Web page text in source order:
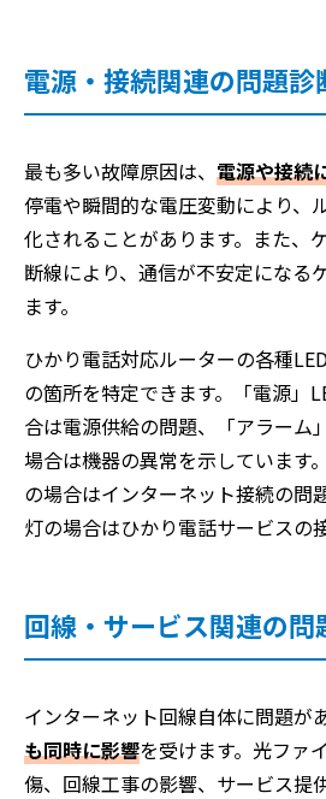
電源・接続関連の問題診
最も多い故障原因は、 電源や接続
停電や瞬間的な電圧変動により、
化されることがあります。また、
断線により、通信が不安定になる
ます。
ひかり電話対応ルーターの各種
の箇所を特定できます。「電源」
合は電源供給の問題、「アラーム
場合は機器の異常を示しています
の場合はインターネット接続の問
灯の場合はひかり電話サービスの
回線・サービス関連の問
インターネット回線自体に問題が
も同時に影響を受けます。光ファ
傷、回線工事の影響、サービス提